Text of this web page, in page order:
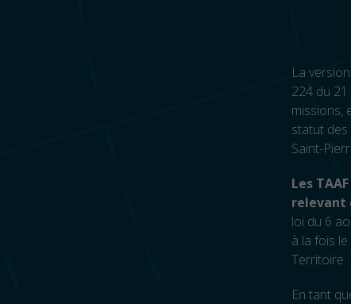
La
224 du
missions,
statut
Saint-
Les
relevant
loi du 6
à la fois
Territoire.
En tant